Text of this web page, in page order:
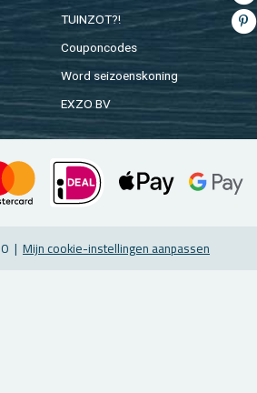
TUIN­ZOT?!
Cou­pon­co­des
Word sei­zoens­ko­ning
EXZO BV
| Mijn coo­kie-in­stel­lin­gen aan­pas­sen